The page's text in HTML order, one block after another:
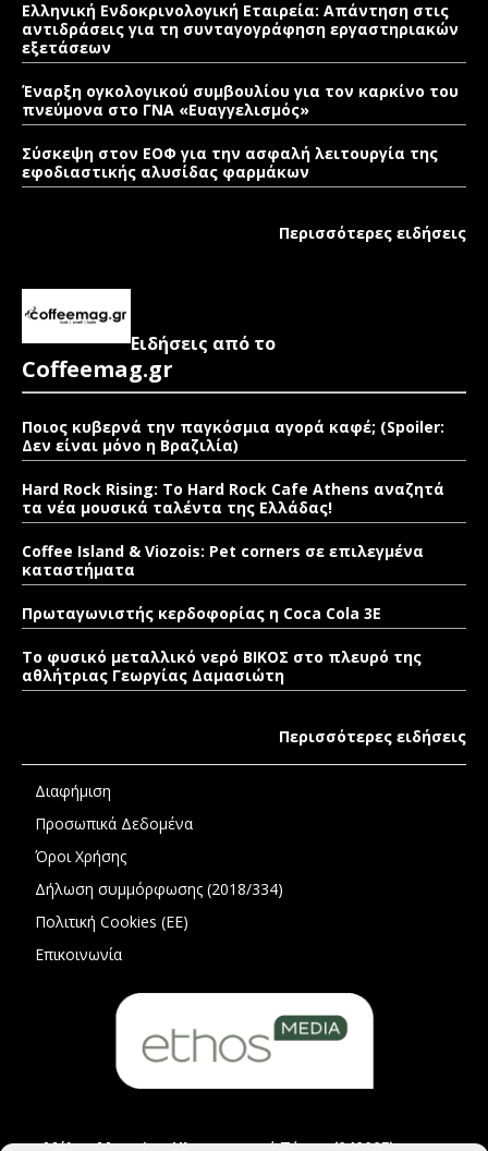
Ελληνική Ενδοκρινολογική Εταιρεία: Απάντηση στις
αντιδράσεις για τη συνταγογράφηση εργαστηριακών
εξετάσεων
Έναρξη ογκολογικού συμβουλίου για τον καρκίνο του
πνεύμονα στο ΓΝΑ «Ευαγγελισμός»
Σύσκεψη στον ΕΟΦ για την ασφαλή λειτουργία της
εφοδιαστικής αλυσίδας φαρμάκων
Περισσότερες ειδήσεις
Ειδήσεις από το
Coffeemag.gr
Ποιος κυβερνά την παγκόσμια αγορά καφέ; (Spoiler:
Δεν είναι μόνο η Βραζιλία)
Hard Rock Rising: Το Hard Rock Cafe Athens αναζητά
τα νέα μουσικά ταλέντα της Ελλάδας!
Coffee Island & Viozois: Pet corners σε επιλεγμένα
καταστήματα
Πρωταγωνιστής κερδοφορίας η Coca Cola 3E
Το φυσικό μεταλλικό νερό ΒΙΚΟΣ στο πλευρό της
αθλήτριας Γεωργίας Δαμασιώτη
Περισσότερες ειδήσεις
Διαφήμιση
Προσωπικά Δεδομένα
Όροι Χρήσης
Δήλωση συμμόρφωσης (2018/334)
Πολιτική Cookies (ΕΕ)
Επικοινωνία